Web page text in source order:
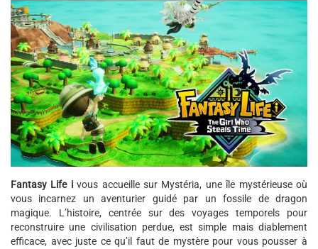
Fantasy Life ivous accueille sur Mystéria, une île mystérieuse où
vous incarnez un aventurier guidé par un fossile de dragon
magique. L’histoire, centrée sur des voyages temporels pour
reconstruire une civilisation perdue, est simple mais diablement
efficace, avec juste ce qu’il faut de mystère pour vous pousser à